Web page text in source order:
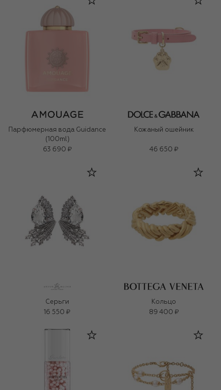
Парфюмерная вода Guidance
(100ml)
63 690 ₽
Кожаный ошейник
46 650 ₽
Серьги
16 550 ₽
Кольцо
89 400 ₽